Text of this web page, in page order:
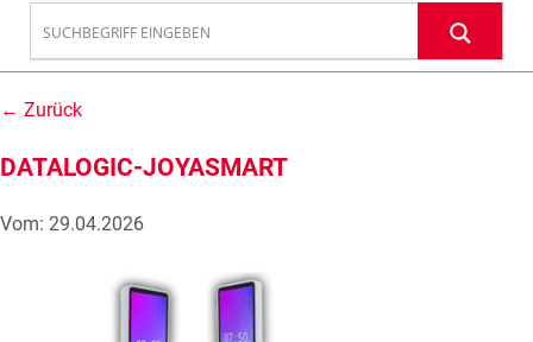
← Zurück
DATALOGIC-JOYASMART
Vom: 29.04.2026